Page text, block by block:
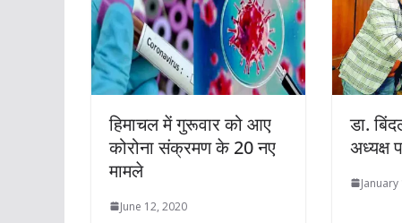
हिमाचल में गुरूवार को आए
कोरोना संक्रमण के 20 नए
मामले
June 12, 2020
डा.
अध्यक्ष